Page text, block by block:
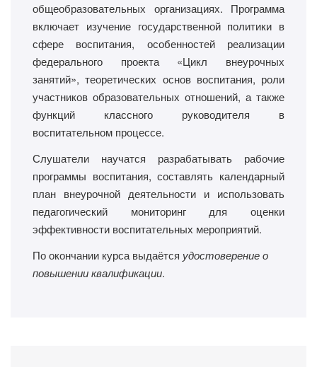
общеобразовательных организациях. Программа
включает изучение государственной политики в
сфере воспитания, особенностей реализации
федерального проекта «Цикл внеурочных
занятий», теоретических основ воспитания, роли
участников образовательных отношений, а также
функций классного руководителя в
воспитательном процессе.
Слушатели научатся разрабатывать рабочие
программы воспитания, составлять календарный
план внеурочной деятельности и использовать
педагогический мониторинг для оценки
эффективности воспитательных мероприятий.
По окончании курса выдаётся удостоверение о
повышении квалификации.